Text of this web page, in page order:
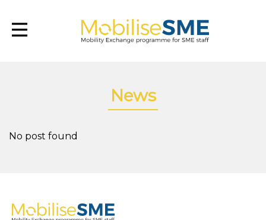
News
No post found